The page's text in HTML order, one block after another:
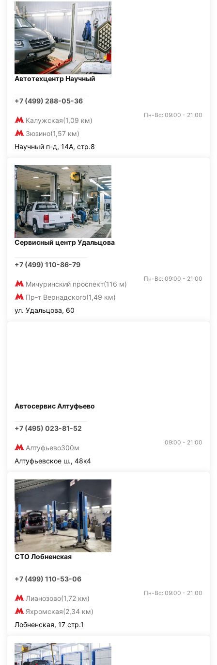
Автотехцентр Научный
+7 (499) 288-05-36
Калужская(1,09 км)
Зюзино(1,57 км)
Пн-Вс: 09:00 - 21:00
Научный п-д, 14А, стр.8
Сервисный центр Удальцова
+7 (499) 110-86-79
Мичуринский проспект(116 м)
Пр-т Вернадского(1,49 км)
Пн-Вс: 09:00 - 21:00
ул. Удальцова, 60
Автосервис Алтуфьево
+7 (495) 023-81-52
Алтуфьево300м
09:00 - 21:00
Алтуфьевское ш., 48к4
СТО Лобненская
+7 (499) 110-53-06
Лианозово(1,72 км)
Яхромская(2,34 км)
Пн-Вс: 09:00 - 21:00
Лобненская, 17 стр.1